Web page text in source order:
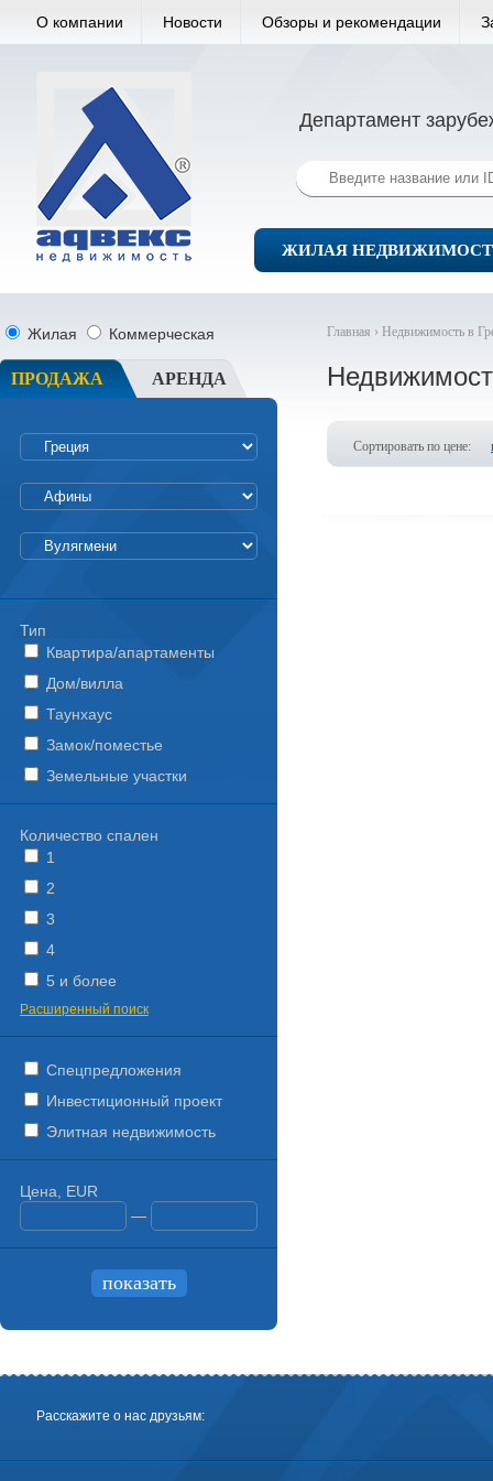
О компании Новости Обзоры и рекомендации
Департамент
ЖИЛАЯ
Главная › Недвижимость в
Сортировать по цене:
Жилая Коммерческая
ПРОДАЖА АРЕНДА
Тип
Квартира/апартаменты
Дом/вилла
Таунхаус
Замок/поместье
Земельные участки
Количество спален
1
2
3
4
5 и более
Расширенный поиск
Спецпредложения
Инвестиционный проект
Элитная недвижимость
Цена, EUR
—
Расскажите о нас друзьям: